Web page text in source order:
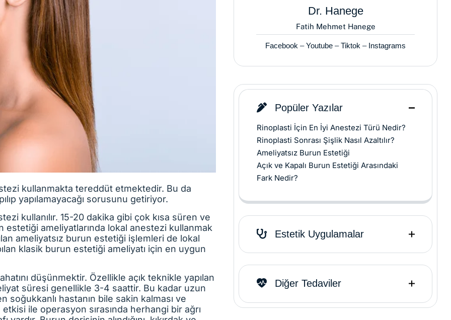
kullanmakta tereddüt etmektedir. Bu da
yapılamayacağı sorusunu getiriyor.
kullanılır. 15-20 dakika gibi çok kısa süren ve
ameliyatlarında lokal anestezi kullanmak
ameliyatsız burun estetiği işlemleri de lokal
klasik burun estetiği ameliyatı için en uygun
düşünmektir. Özellikle açık teknikle yapılan
süresi genellikle 3-4 saattir. Bu kadar uzun
soğukkanlı hastanın bile sakin kalması ve
ile operasyon sırasında herhangi bir ağrı
Dr. Hanege
Fatih Mehmet Hanege
Facebook –Youtube –Tiktok – Instagrams
Popüler Yazılar
Rinoplasti İçin En İyi Anestezi Türü Nedir?
Rinoplasti Sonrası Şişlik Nasıl Azaltılır?
Ameliyatsız Burun Estetiği
Açık ve Kapalı Burun Estetiği Arasındaki
Fark Nedir?
Estetik Uygulamalar
Diğer Tedaviler